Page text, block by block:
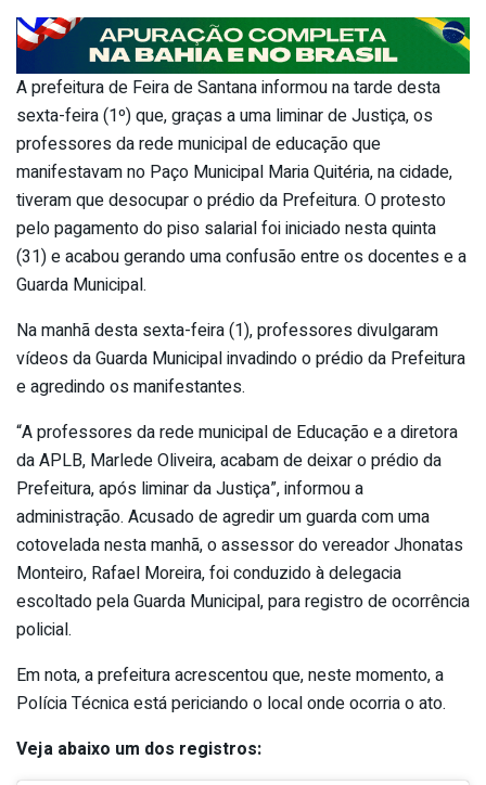
A prefeitura de Feira de Santana informou na tarde desta
sexta-feira (1º) que, graças a uma liminar de Justiça, os
professores da rede municipal de educação que
manifestavam no Paço Municipal Maria Quitéria, na cidade,
tiveram que desocupar o prédio da Prefeitura. O protesto
pelo pagamento do piso salarial foi iniciado nesta quinta
(31) e acabou gerando uma confusão entre os docentes e a
Guarda Municipal.
Na manhã desta sexta-feira (1), professores divulgaram
vídeos da Guarda Municipal invadindo o prédio da Prefeitura
e agredindo os manifestantes.
“A professores da rede municipal de Educação e a diretora
da APLB, Marlede Oliveira, acabam de deixar o prédio da
Prefeitura, após liminar da Justiça”, informou a
administração. Acusado de agredir um guarda com uma
cotovelada nesta manhã, o assessor do vereador Jhonatas
Monteiro, Rafael Moreira, foi conduzido à delegacia
escoltado pela Guarda Municipal, para registro de ocorrência
policial.
Em nota, a prefeitura acrescentou que, neste momento, a
Polícia Técnica está periciando o local onde ocorria o ato.
Veja abaixo um dos registros: